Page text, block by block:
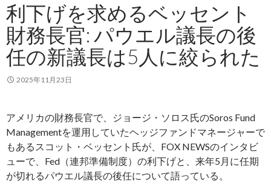
利下げを求めるベッセント
財務長官: パウエル議長の後
任の新議長は5人に絞られた
2025年11月23日
アメリカの財務長官で、ジョージ・ソロス氏のSoros Fund
Managementを運用していたヘッジファンドマネージャーで
もあるスコット・ベッセント氏が、FOX NEWSのインタビ
ューで、Fed（連邦準備制度）の利下げと、来年5月に任期
が切れるパウエル議長の後任について語っている。